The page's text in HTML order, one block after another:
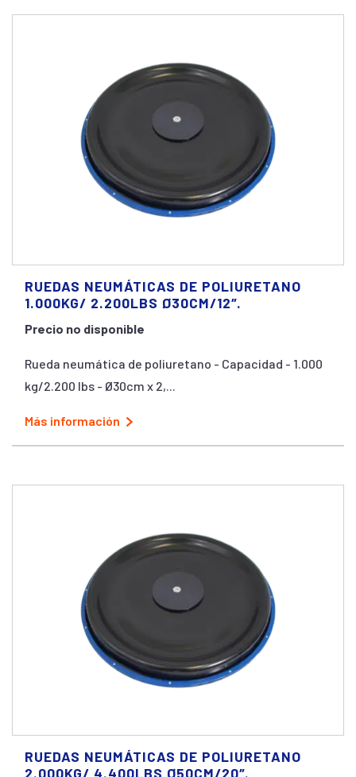
RUEDAS NEUMÁTICAS DE POLIURETANO
1.000KG/ 2.200LBS Ø30CM/12″.
Precio no disponible
Rueda neumática de poliuretano - Capacidad - 1.000
kg/2.200 lbs - Ø30cm x 2,...
Más información
RUEDAS NEUMÁTICAS DE POLIURETANO
2.000KG/ 4.400LBS Ø50CM/20″.